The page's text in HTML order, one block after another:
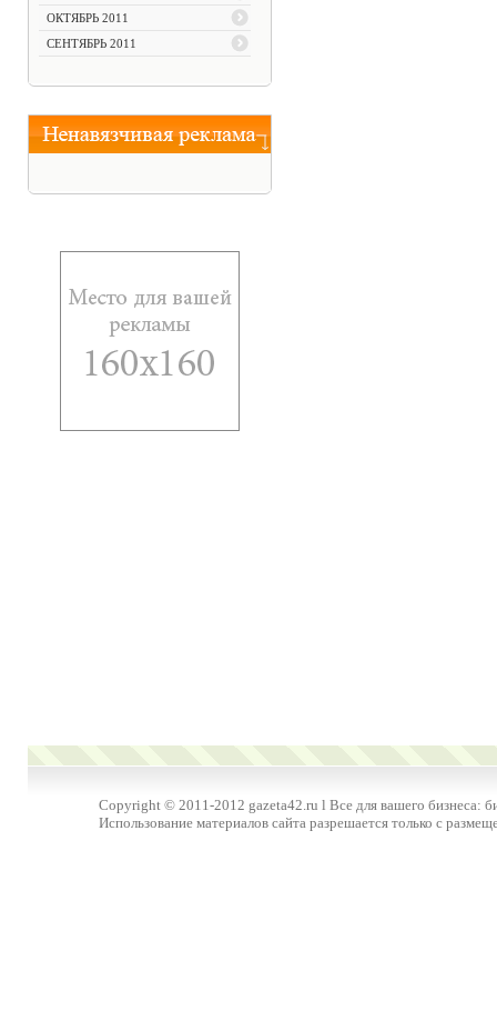
ОКТЯБРЬ 2011
СЕНТЯБРЬ 2011
Copyright © 2011-2012 gazeta42.ru l Все для вашего бизнеса:
Использование материалов сайта разрешается только с